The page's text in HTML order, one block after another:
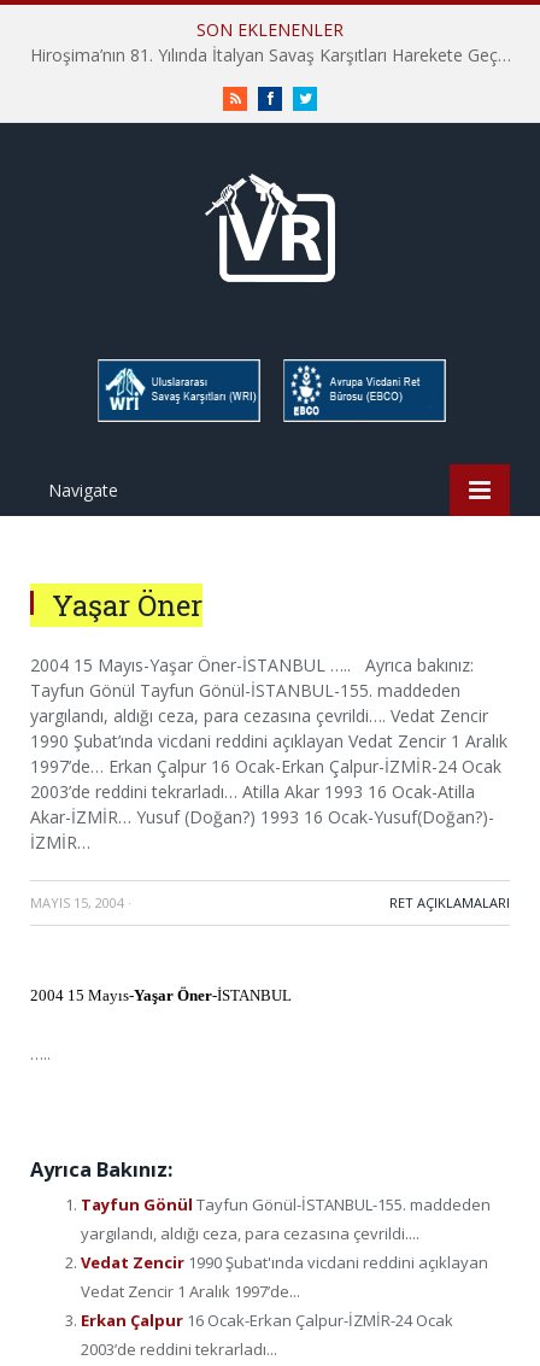
SON EKLENENLER
Hiroşima’nın 81. Yılında İtalyan Savaş Karşıtları Harekete Geçti: “Hatırlamak yeterli değil”
RSS FacebookTwitter
Navigate
Yaşar Öner
2004 15 Mayıs-Yaşar Öner-İSTANBUL ….. Ayrıca bakınız:
Tayfun Gönül Tayfun Gönül-İSTANBUL-155. maddeden
yargılandı, aldığı ceza, para cezasına çevrildi…. Vedat Zencir
1990 Şubat’ında vicdani reddini açıklayan Vedat Zencir 1 Aralık
1997’de… Erkan Çalpur 16 Ocak-Erkan Çalpur-İZMİR-24 Ocak
2003’de reddini tekrarladı… Atilla Akar 1993 16 Ocak-Atilla
Akar-İZMİR… Yusuf (Doğan?) 1993 16 Ocak-Yusuf(Doğan?)-
İZMİR…
MAYIS 15, 2004 · RET AÇIKLAMALARI
2004 15 Mayıs-Yaşar Öner-İSTANBUL
…..
Ayrıca Bakınız:
Tayfun Gönül Tayfun Gönül-İSTANBUL-155. maddeden
yargılandı, aldığı ceza, para cezasına çevrildi....
Vedat Zencir 1990 Şubat'ında vicdani reddini açıklayan
Vedat Zencir 1 Aralık 1997’de...
Erkan Çalpur 16 Ocak-Erkan Çalpur-İZMİR-24 Ocak
2003’de reddini tekrarladı...